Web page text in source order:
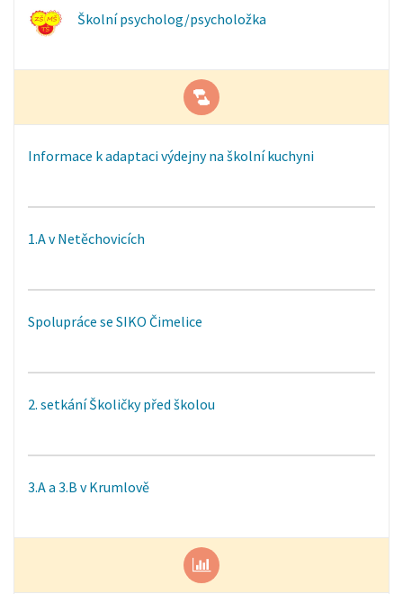
Školní psycholog/psycholožka
Informace k adaptaci výdejny na školní kuchyni
1.A v Netěchovicích
Spolupráce se SIKO Čimelice
2. setkání Školičky před školou
3.A a 3.B v Krumlově